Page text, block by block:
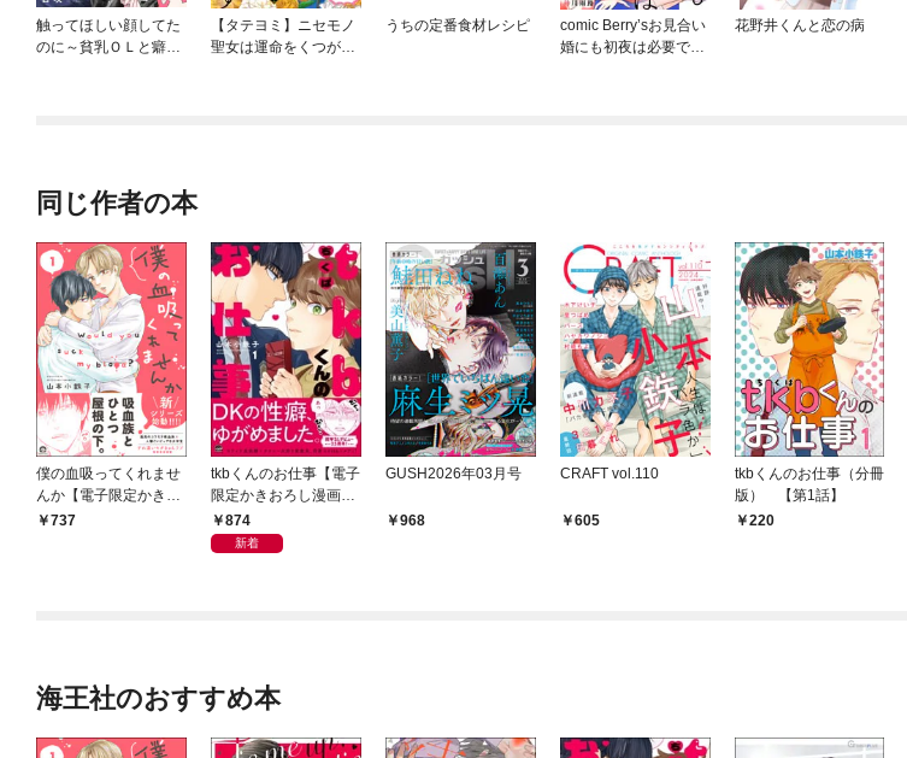
触ってほしい顔してた
のに～貧乳ＯＬと癖あ
【タテヨミ】ニセモノ
聖女は運命をくつがえ
うちの定番食材レシピ
comic Berry’sお見合い
婚にも初夜は必要です
花野井くんと恋の病
同じ作者の本
僕の血吸ってくれませ
んか【電子限定かきお
ろし漫画付】 1
737
tkbくんのお仕事【電子
限定かきおろし漫画
付】 （1）
874
新着
GUSH2026年03月号
968
CRAFT vol.110
605
tkbくんのお仕事（分冊
版） 【第1話】
220
海王社のおすすめ本